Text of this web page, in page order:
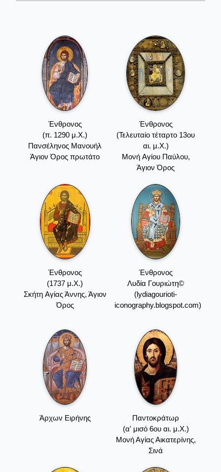
Ένθρονος
(π. 1290 μ.Χ.)
Πανσέληνος Μανουήλ
Άγιον Όρος πρωτάτο
Ένθρονος
(Τελευταίο τέταρτο 13ου
αι. μ.Χ.)
Mονή Aγίου Παύλου,
Άγιον Όρος
Ένθρονος
(1737 μ.Χ.)
Σκήτη Aγίας Άννης, Άγιον
Όρος
Ένθρονος
Λυδία Γουριώτη©
(lydiagourioti-
iconography.blogspot.com)
Άρχων Ειρήνης
Παντοκράτωρ
(α' μισό 6ου αι. μ.Χ.)
Μονή Αγίας Αικατερίνης,
Σινά